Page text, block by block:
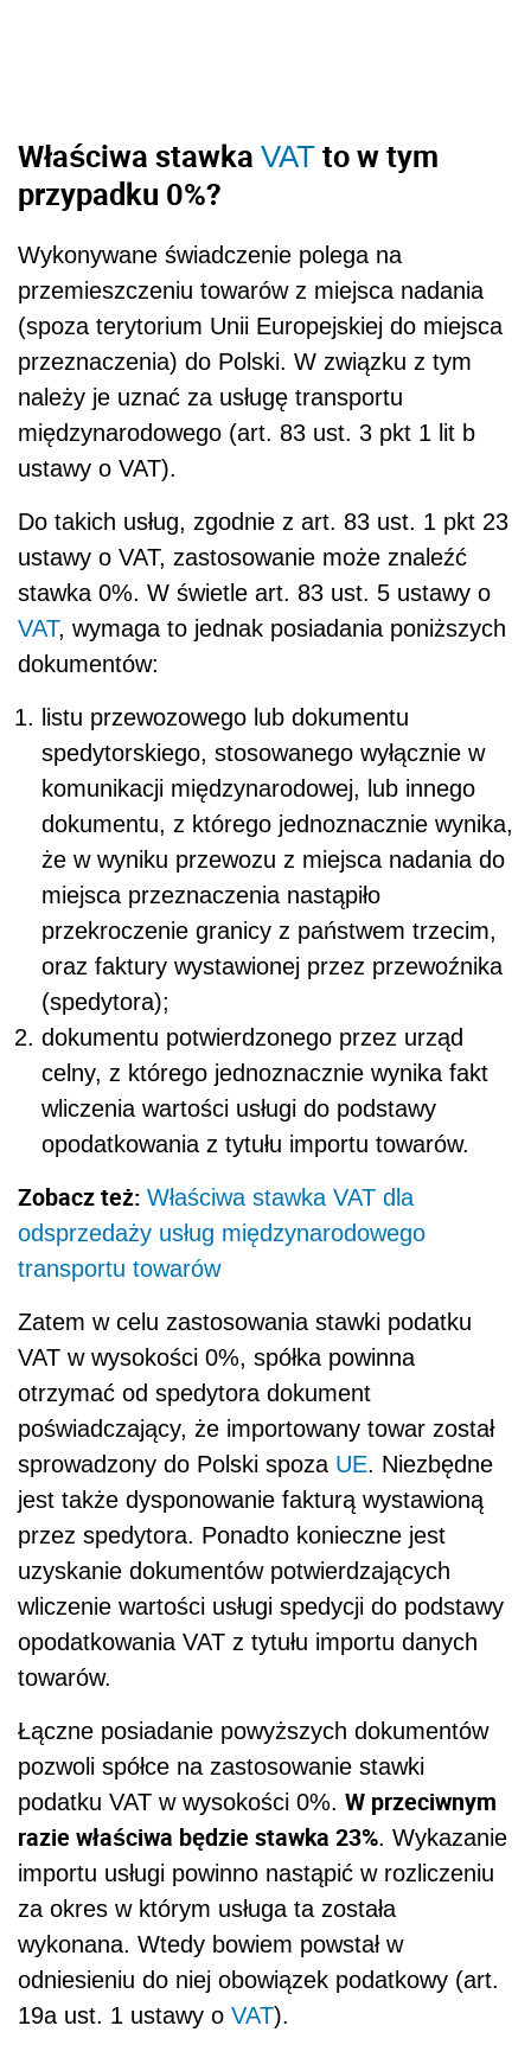
Właściwa stawka VAT to w tym
przypadku 0%?
Wykonywane świadczenie polega na
przemieszczeniu towarów z miejsca nadania
(spoza terytorium Unii Europejskiej do miejsca
przeznaczenia) do Polski. W związku z tym
należy je uznać za usługę transportu
międzynarodowego (art. 83 ust. 3 pkt 1 lit b
ustawy o VAT).
Do takich usług, zgodnie z art. 83 ust. 1 pkt 23
ustawy o VAT, zastosowanie może znaleźć
stawka 0%. W świetle art. 83 ust. 5 ustawy o
VAT, wymaga to jednak posiadania poniższych
dokumentów:
listu przewozowego lub dokumentu
spedytorskiego, stosowanego wyłącznie w
komunikacji międzynarodowej, lub innego
dokumentu, z którego jednoznacznie wynika,
że w wyniku przewozu z miejsca nadania do
miejsca przeznaczenia nastąpiło
przekroczenie granicy z państwem trzecim,
oraz faktury wystawionej przez przewoźnika
(spedytora);
dokumentu potwierdzonego przez urząd
celny, z którego jednoznacznie wynika fakt
wliczenia wartości usługi do podstawy
opodatkowania z tytułu importu towarów.
Zobacz też: Właściwa stawka VAT dla
odsprzedaży usług międzynarodowego
transportu towarów
Zatem w celu zastosowania stawki podatku
VAT w wysokości 0%, spółka powinna
otrzymać od spedytora dokument
poświadczający, że importowany towar został
sprowadzony do Polski spoza UE. Niezbędne
jest także dysponowanie fakturą wystawioną
przez spedytora. Ponadto konieczne jest
uzyskanie dokumentów potwierdzających
wliczenie wartości usługi spedycji do podstawy
opodatkowania VAT z tytułu importu danych
towarów.
Łączne posiadanie powyższych dokumentów
pozwoli spółce na zastosowanie stawki
podatku VAT w wysokości 0%. W przeciwnym
razie właściwa będzie stawka 23%. Wykazanie
importu usługi powinno nastąpić w rozliczeniu
za okres w którym usługa ta została
wykonana. Wtedy bowiem powstał w
odniesieniu do niej obowiązek podatkowy (art.
19a ust. 1 ustawy o VAT).